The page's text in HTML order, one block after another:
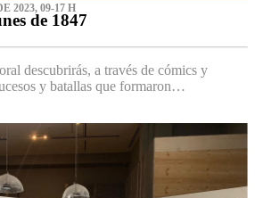
2023, 09-17 H
de 1847
descubrirás, a través de cómics y
y batallas que formaron…